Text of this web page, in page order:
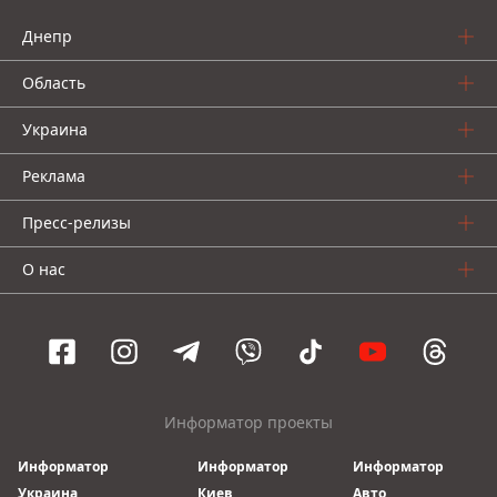
Днепр
Область
Украина
Реклама
Пресс-релизы
О нас
Информатор проекты
Информатор
Информатор
Информатор